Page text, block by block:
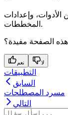
وإعدادات
المخططات.
الصفحة مفيدة؟
نعم لا
التطبيقات
السابق
مسرد المصطلحات
التالي